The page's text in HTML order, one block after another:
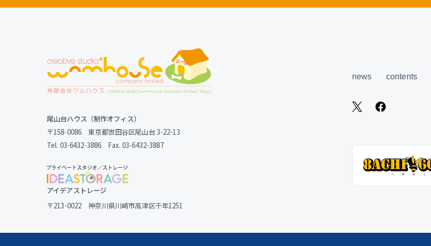
尾山台ハウス（制作オフィス）
〒158-0086 東京都世田谷区尾山台 3-22-13
Tel. 03-6432-3886 Fax. 03-6432-3887
アイデアストレージ
〒213-0022 神奈川県川崎市高津区千年1251
news contents